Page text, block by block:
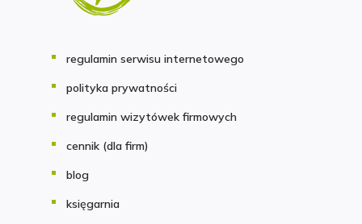
regulamin serwisu internetowego
polityka prywatności
regulamin wizytówek firmowych
cennik (dla firm)
blog
księgarnia